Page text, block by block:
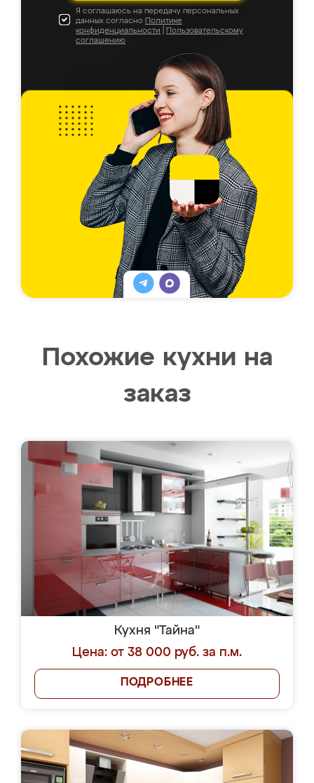
Я соглашаюсь на передачу персональных
данных согласно Политике
конфиденциальности
Пользовательскому
соглашению
Похожие кухни на
заказ
Кухня "Тайна"
Цена: от 38 000 руб. за п.м.
ПОДРОБНЕЕ